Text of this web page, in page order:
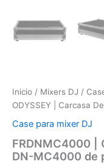
Inicio / Mixers DJ /
ODYSSEY | Carcasa
Case para mixer DJ
FRDNMC4000 |
DN-MC4000 de